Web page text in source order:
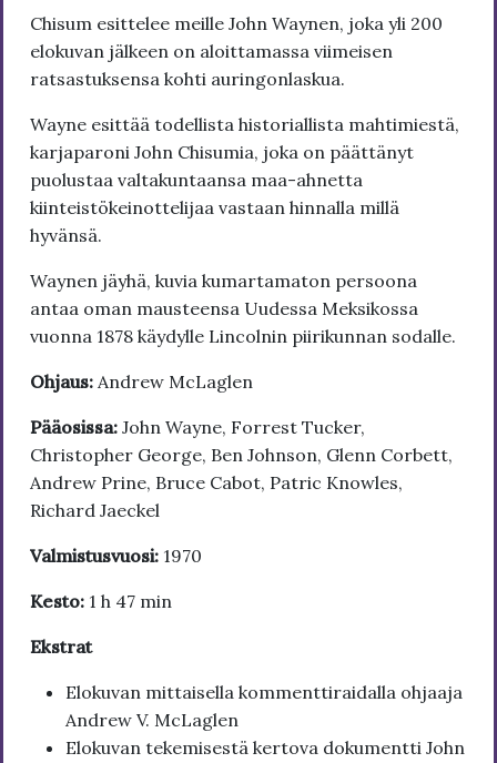
Chisum esittelee meille John Waynen, joka yli 200
elokuvan jälkeen on aloittamassa viimeisen
ratsastuksensa kohti auringonlaskua.
Wayne esittää todellista historiallista mahtimiestä,
karjaparoni John Chisumia, joka on päättänyt
puolustaa valtakuntaansa maa-ahnetta
kiinteistökeinottelijaa vastaan hinnalla millä
hyvänsä.
Waynen jäyhä, kuvia kumartamaton persoona
antaa oman mausteensa Uudessa Meksikossa
vuonna 1878 käydylle Lincolnin piirikunnan sodalle.
Ohjaus: Andrew McLaglen
Pääosissa: John Wayne, Forrest Tucker,
Christopher George, Ben Johnson, Glenn Corbett,
Andrew Prine, Bruce Cabot, Patric Knowles,
Richard Jaeckel
Valmistusvuosi: 1970
Kesto: 1 h 47 min
Ekstrat
Elokuvan mittaisella kommenttiraidalla ohjaaja
Andrew V. McLaglen
Elokuvan tekemisestä kertova dokumentti John